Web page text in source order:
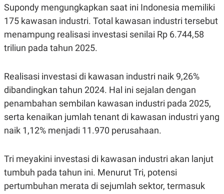
SITEMAPPROFILETERM
OF
USE
PEDOMAN
PEMBERITAAN
POLICY
Supondy mengungkapkan saat ini Indonesia memiliki
175 kawasan industri. Total kawasan industri tersebut
menampung realisasi investasi senilai Rp 6.744,58
triliun pada tahun 2025.
Realisasi investasi di kawasan industri naik 9,26%
dibandingkan tahun 2024. Hal ini sejalan dengan
penambahan sembilan kawasan industri pada 2025,
serta kenaikan jumlah tenant di kawasan industri yang
naik 1,12% menjadi 11.970 perusahaan.
Tri meyakini investasi di kawasan industri akan lanjut
tumbuh pada tahun ini. Menurut Tri, potensi
pertumbuhan merata di sejumlah sektor, termasuk